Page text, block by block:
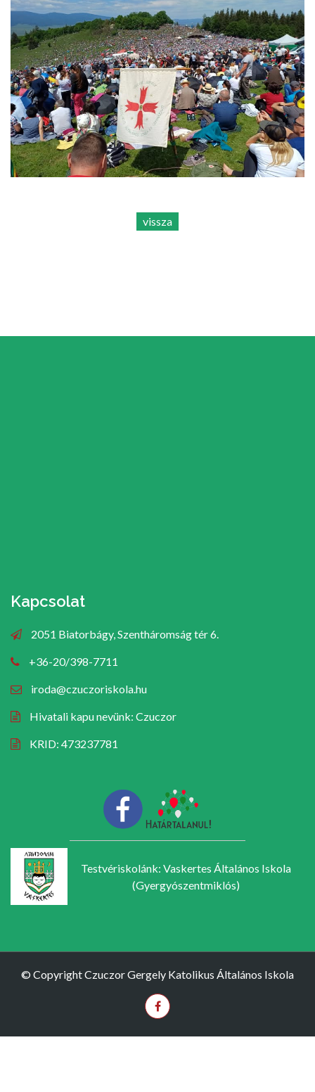
Kapcsolat
2051 Biatorbágy, Szentháromság tér 6.
+36-20/398-7711
iroda@czuczoriskola.hu
Hivatali kapu nevünk: Czuczor
KRID: 473237781
Testvériskolánk: Vaskertes Általános Iskola
(Gyergyószentmiklós)
© Copyright Czuczor Gergely Katolikus Általános Iskola